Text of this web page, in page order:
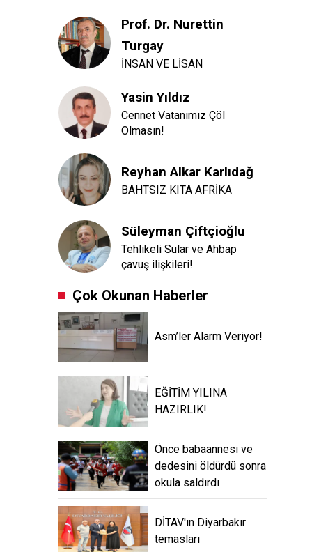
Prof. Dr. Nurettin
Turgay
İNSAN VE LİSAN
Yasin Yıldız
Cennet Vatanımız Çöl
Olmasın!
Reyhan Alkar Karlıdağ
BAHTSIZ KITA AFRİKA
Süleyman Çiftçioğlu
Tehlikeli Sular ve Ahbap
çavuş ilişkileri!
Çok Okunan Haberler
Asm’ler Alarm Veriyor!
EĞİTİM YILINA
HAZIRLIK!
Önce babaannesi ve
dedesini öldürdü sonra
okula saldırdı
DİTAV'ın Diyarbakır
temasları